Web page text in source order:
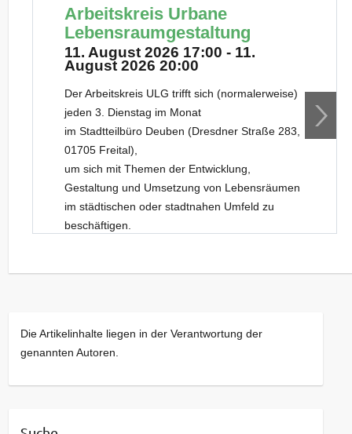
Arbeitskreis Urbane
Lebensraumgestaltung
11. August 2026 17:00 - 11.
August 2026 20:00
Der Arbeitskreis ULG trifft sich (normalerweise)
jeden 3. Dienstag im Monat
im Stadtteilbüro Deuben (Dresdner Straße 283,
01705 Freital),
um sich mit Themen der Entwicklung,
Gestaltung und Umsetzung von Lebensräumen
im städtischen oder stadtnahen Umfeld zu
beschäftigen.
Die Artikelinhalte liegen in der Verantwortung der
genannten Autoren.